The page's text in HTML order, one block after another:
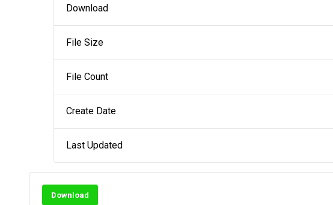
Download
File Size
File Count
Create Date
Last Updated
Download